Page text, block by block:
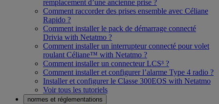
remplacement d’une ancienne prise ?
Comment raccorder des prises ensemble avec Céliane
Rapido ?
Comment installer le pack de démarrage connecté
Drivia with Netatmo ?
Comment installer un interrupteur connecté pour volet
roulant Céliane™ with Netatmo ?
Comment installer un connecteur LCS³ ?
Comment installer et configurer l’alarme Type 4 radio ?
Installer et configurer le Classe 300EOS with Netatmo
Voir tous les tutoriels
normes et réglementations